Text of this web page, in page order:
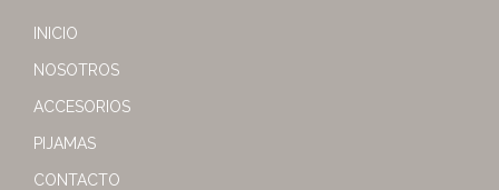
INICIO
NOSOTROS
ACCESORIOS
PIJAMAS
CONTACTO